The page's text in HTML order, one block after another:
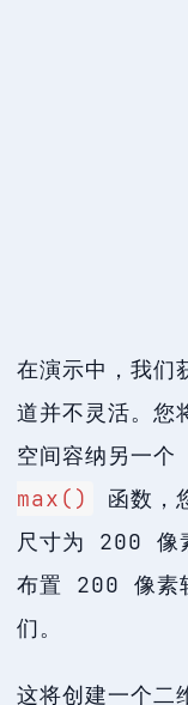
在演示中，我们
道并不灵活。您
空间容纳另一
max()
函数，
尺寸为 200 像
布置 200 像素
们。
这将创建一个二